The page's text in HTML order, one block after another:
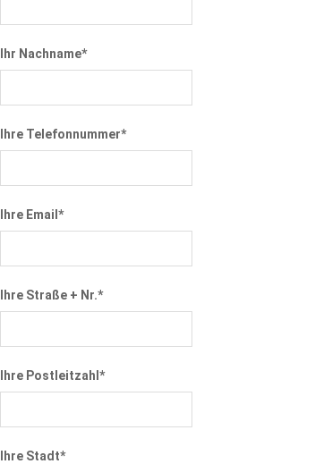
Ihr Nachname*
Ihre Telefonnummer*
Ihre Email*
Ihre Straße + Nr.*
Ihre Postleitzahl*
Ihre Stadt*